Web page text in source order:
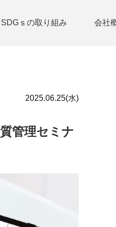
SDGｓの取り組み
会社
2025.06.25(水)
管理セミナ